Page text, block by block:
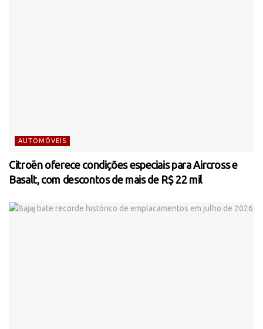
AUTOMÓVEIS
Citroën oferece condições especiais para Aircross e
Basalt, com descontos de mais de R$ 22 mil